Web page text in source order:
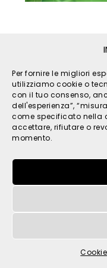
Per fornire le migliori
utilizziamo cookie o
con il tuo consenso,
dell'esperienza”,
come specificato nella
accettare, rifiutare o
momento.
© 2026 TPM s.r.l. -
IT05121480262 -